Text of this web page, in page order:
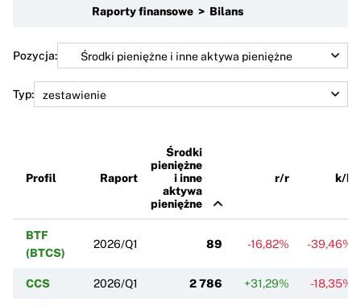
Raporty finansowe > Bilans
Pozycja:
Typ:
Profil Raport
Środki
pieniężne
i inne
aktywa
pieniężne
r/r k/k
BTF
(BTCS)
2026/Q1 89 -16,82% -39,46%
CCS 2026/Q1 2 786 +31,29% -18,35%